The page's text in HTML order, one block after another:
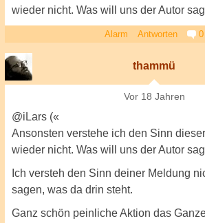
wieder nicht. Was will uns der Autor
Alarm Antworten 0
thammü
Vor 18 Jahren
@iLars («
Ansonsten verstehe ich den Sinn
wieder nicht. Was will uns der Autor
Ich versteh den Sinn deiner Meldung
sagen, was da drin steht.
Ganz schön peinliche Aktion das